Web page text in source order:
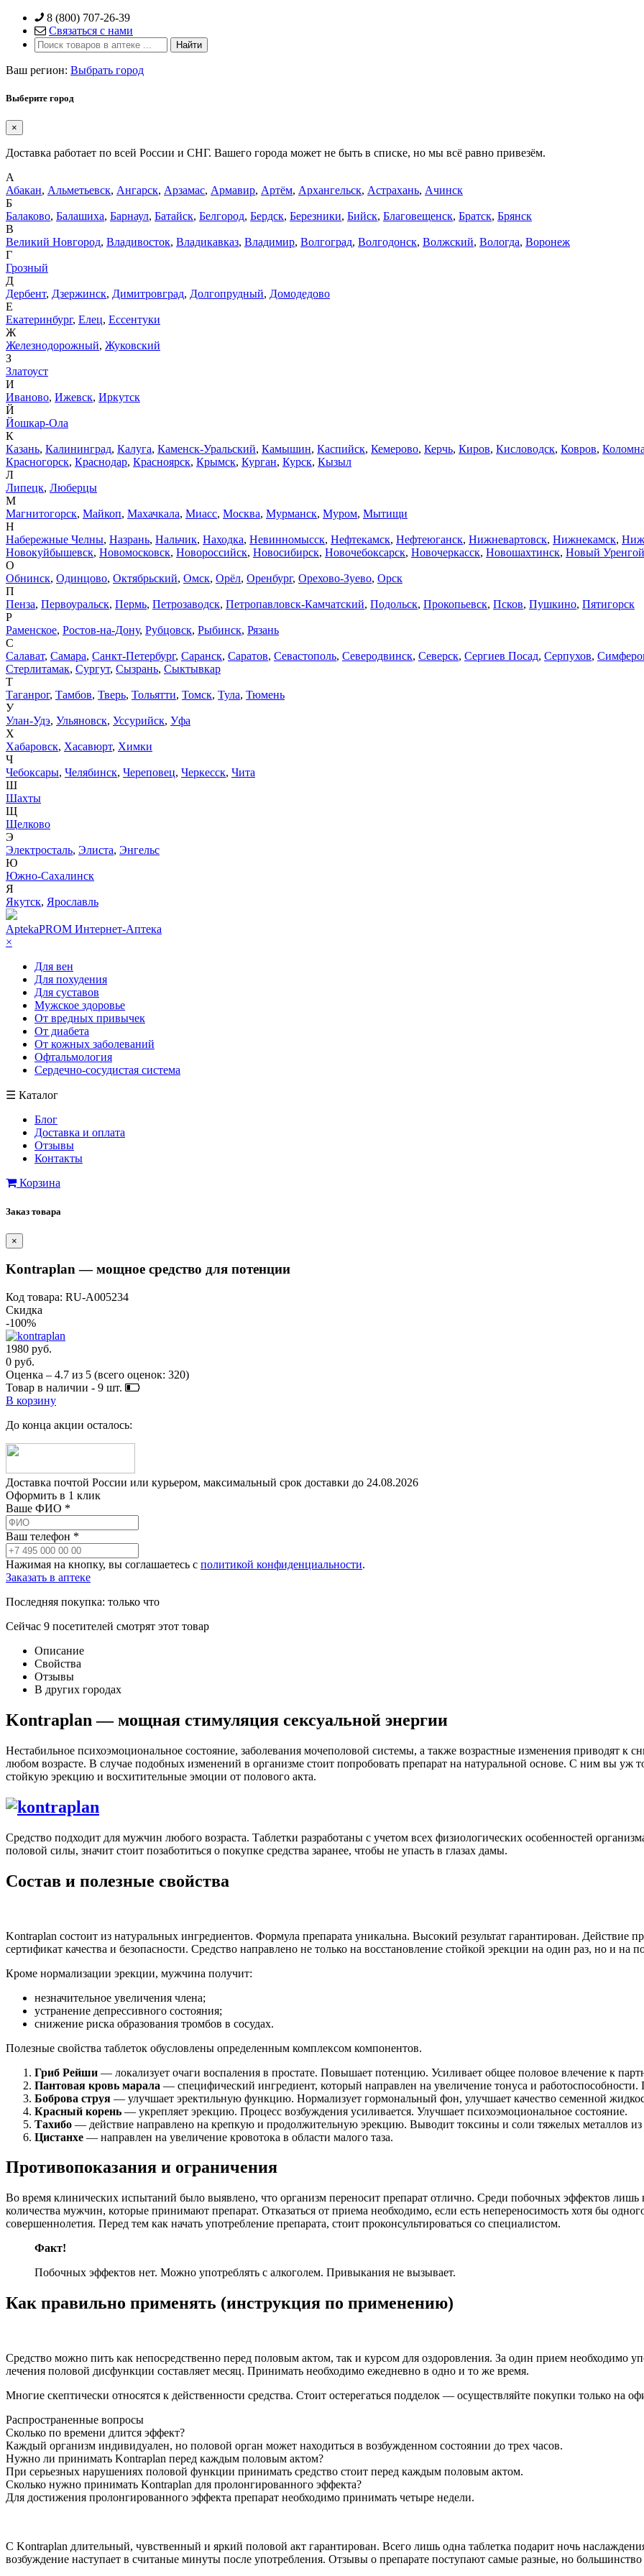
Skip
content
8 (800) 707-26-39
Связаться с нами
Ваш регион: Выбрать город
Выберите город
×
Доставка работает по всей России и СНГ. Вашего города может не быть в списке, но мы всё равно привезём.
А
Абакан, Альметьевск, Ангарск, Арзамас, Армавир, Артём, Архангельск, Астрахань, Ачинск
Б
Балаково, Балашиха, Барнаул, Батайск, Белгород, Бердск, Березники, Бийск, Благовещенск, Братск, Брянск
В
Великий Новгород, Владивосток, Владикавказ, Владимир, Волгоград, Волгодонск, Волжский, Вологда, Воронеж
Г
Грозный
Д
Дербент, Дзержинск, Димитровград, Долгопрудный, Домодедово
Е
Екатеринбург, Елец, Ессентуки
Ж
Железнодорожный, Жуковский
З
Златоуст
И
Иваново, Ижевск, Иркутск
Й
Йошкар-Ола
К
Казань, Калининград, Калуга, Каменск-Уральский, Камышин, Каспийск, Кемерово, Керчь, Киров, Кисловодск, Ковров, Коломна
Красногорск, Краснодар, Красноярск, Крымск, Курган, Курск, Кызыл
Л
Липецк, Люберцы
М
Магнитогорск, Майкоп, Махачкала, Миасс, Москва, Мурманск, Муром, Мытищи
Н
Набережные Челны, Назрань, Нальчик, Находка, Невинномысск, Нефтекамск, Нефтеюганск, Нижневартовск, Нижнекамск,
Новокуйбышевск, Новомосковск, Новороссийск, Новосибирск, Новочебоксарск, Новочеркасск, Новошахтинск, Новый Уренгой
О
Обнинск, Одинцово, Октябрьский, Омск, Орёл, Оренбург, Орехово-Зуево, Орск
П
Пенза, Первоуральск, Пермь, Петрозаводск, Петропавловск-Камчатский, Подольск, Прокопьевск, Псков, Пушкино, Пятигорск
Р
Раменское, Ростов-на-Дону, Рубцовск, Рыбинск, Рязань
С
Салават, Самара, Санкт-Петербург, Саранск, Саратов, Севастополь, Северодвинск, Северск, Сергиев Посад, Серпухов,
Стерлитамак, Сургут, Сызрань, Сыктывкар
Т
Таганрог, Тамбов, Тверь, Тольятти, Томск, Тула, Тюмень
У
Улан-Удэ, Ульяновск, Уссурийск, Уфа
Х
Хабаровск, Хасавюрт, Химки
Ч
Чебоксары, Челябинск, Череповец, Черкесск, Чита
Ш
Шахты
Щ
Щелково
Э
Электросталь, Элиста, Энгельс
Ю
Южно-Сахалинск
Я
Якутск, Ярославль
AptekaPROM Интернет-Аптека
×
Для вен
Для похудения
Для суставов
Мужское здоровье
От вредных привычек
От диабета
От кожных заболеваний
Офтальмология
Сердечно-сосудистая система
☰ Каталог
Блог
Доставка и оплата
Отзывы
Контакты
Корзина
Заказ товара
×
Kontraplan — мощное средство для потенции
Код товара: RU-A005234
Скидка
-100%
1980 руб.
0 руб.
Оценка – 4.7 из 5 (всего оценок: 320)
Товар в наличии - 9 шт.
В корзину
До конца акции осталось:
Доставка почтой России или курьером, максимальный срок доставки до 24.08.2026
Оформить в 1 клик
Ваше ФИО *
Ваш телефон *
Нажимая на кнопку, вы соглашаетесь с политикой конфиденциальности.
Заказать в аптеке
Последняя покупка: только что
Сейчас 9 посетителей смотрят этот товар
Описание
Свойства
Отзывы
В других городах
Kontraplan — мощная стимуляция сексуальной энергии
Нестабильное психоэмоциональное состояние, заболевания мочеполовой системы, а также возрастные изменения приводят
любом возрасте. В случае подобных изменений в организме стоит попробовать препарат на натуральной основе. С ним вы уж
стойкую эрекцию и восхитительные эмоции от полового акта.
Средство подходит для мужчин любого возраста. Таблетки разработаны с учетом всех физиологических особенностей
половой силы, значит стоит позаботиться о покупке средства заранее, чтобы не упасть в глазах дамы.
Состав и полезные свойства
Kontraplan состоит из натуральных ингредиентов. Формула препарата уникальна. Высокий результат гарантирован. Действие
сертификат качества и безопасности. Средство направлено не только на восстановление стойкой эрекции на один раз, но и на
Кроме нормализации эрекции, мужчина получит:
незначительное увеличения члена;
устранение депрессивного состояния;
снижение риска образования тромбов в сосудах.
Полезные свойства таблеток обусловлены определенным комплексом компонентов.
Гриб Рейши — локализует очаги воспаления в простате. Повышает потенцию. Усиливает общее половое влечение к
Пантовая кровь марала — специфический ингредиент, который направлен на увеличение тонуса и
Боброва струя — улучшает эректильную функцию. Нормализует гормональный фон, улучшает качество семенной
Красный корень — укрепляет эрекцию. Процесс возбуждения усиливается. Улучшает психоэмоциональное состояние.
Тахибо — действие направлено на крепкую и продолжительную эрекцию. Выводит токсины и соли тяжелых металлов из
Цистанхе — направлен на увеличение кровотока в области малого таза.
Противопоказания и ограничения
Во время клинических испытаний было выявлено, что организм переносит препарат отлично. Среди побочных эффектов лишь
количества мужчин, которые принимают препарат. Отказаться от приема необходимо, если есть непереносимость хотя бы
совершеннолетия. Перед тем как начать употребление препарата, стоит проконсультироваться со специалистом.
Факт!
Побочных эффектов нет. Можно употреблять с алкоголем. Привыкания не вызывает.
Как правильно применять (инструкция по применению)
Средство можно пить как непосредственно перед половым актом, так и курсом для оздоровления. За один прием необходимо
лечения половой дисфункции составляет месяц. Принимать необходимо ежедневно в одно и то же время.
Многие скептически относятся к действенности средства. Стоит остерегаться подделок — осуществляйте покупки только на
Распространенные вопросы
Сколько по времени длится эффект?
Каждый организм индивидуален, но половой орган может находиться в возбужденном состоянии до трех часов.
Нужно ли принимать Kontraplan перед каждым половым актом?
При серьезных нарушениях половой функции принимать средство стоит перед каждым половым актом.
Сколько нужно принимать Kontraplan для пролонгированного эффекта?
Для достижения пролонгированного эффекта препарат необходимо принимать четыре недели.
С Kontraplan длительный, чувственный и яркий половой акт гарантирован. Всего лишь одна таблетка подарит ночь
возбуждение наступает в считаные минуты после употребления. Отзывы о препарате поступают самые разные, но